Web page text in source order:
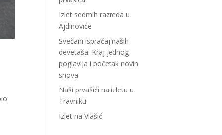
Izlet sedmih razreda u
Ajdinoviće
Svečani ispraćaj naših
devetaša: Kraj jednog
poglavlja i početak novih
snova
Naši prvašići na izletu u
Travniku
Izlet na Vlašić